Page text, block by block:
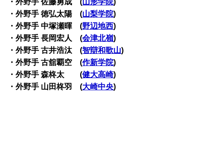
・外野手 佐藤勇成 (山形学院)
・外野手 徳弘太陽 (山梨学院)
・外野手 中塚瀬暉 (野辺地西)
・外野手 長岡宏人 (会津北嶺)
・外野手 古井浩汰 (智辯和歌山)
・外野手 古舘覇空 (作新学院)
・外野手 森柊太 (健大高崎)
・外野手 山田柊羽 (大崎中央)